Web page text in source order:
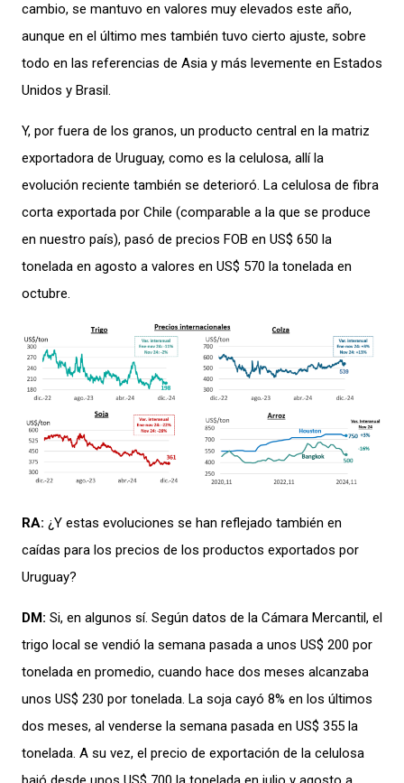
cambio, se mantuvo en valores muy elevados este año,
aunque en el último mes también tuvo cierto ajuste, sobre
todo en las referencias de Asia y más levemente en Estados
Unidos y Brasil.
Y, por fuera de los granos, un producto central en la matriz
exportadora de Uruguay, como es la celulosa, allí la
evolución reciente también se deterioró. La celulosa de fibra
corta exportada por Chile (comparable a la que se produce
en nuestro país), pasó de precios FOB en US$ 650 la
tonelada en agosto a valores en US$ 570 la tonelada en
octubre.
RA: ¿Y estas evoluciones se han reflejado también en
caídas para los precios de los productos exportados por
Uruguay?
DM: Si, en algunos sí. Según datos de la Cámara Mercantil, el
trigo local se vendió la semana pasada a unos US$ 200 por
tonelada en promedio, cuando hace dos meses alcanzaba
unos US$ 230 por tonelada. La soja cayó 8% en los últimos
dos meses, al venderse la semana pasada en US$ 355 la
tonelada. A su vez, el precio de exportación de la celulosa